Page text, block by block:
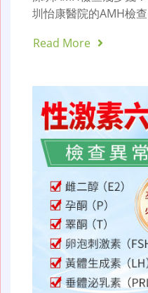
圳怡康醫院的AMH檢
Read More